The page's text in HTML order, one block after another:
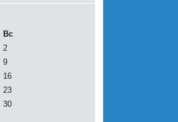
Вс
2
9
16
23
30